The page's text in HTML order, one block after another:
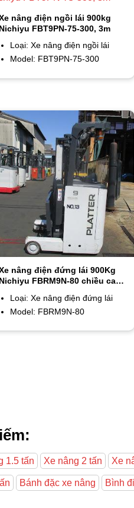
nâng điện ngồi lái 900kg
Nichiyu FBT9PN-75-300, 3m
Loại: Xe nâng điện ngồi lái
Model: FBT9PN-75-300
nâng điện đứng lái 900Kg
Nichiyu FBRM9N-80 chiều cao
Loại: Xe nâng điện đứng lái
Model: FBRM9N-80
1.5 tấn Xe nâng 2 tấn Xe
Bánh đặc xe nâng Bình